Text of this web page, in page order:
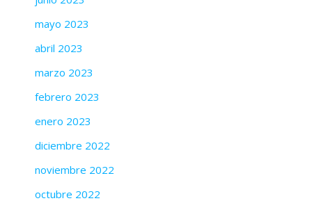
mayo 2023
abril 2023
marzo 2023
febrero 2023
enero 2023
diciembre 2022
noviembre 2022
octubre 2022